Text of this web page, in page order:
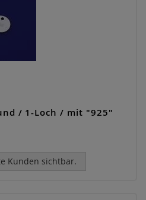
/ 1-Loch / mit "925"
Kunden sichtbar.